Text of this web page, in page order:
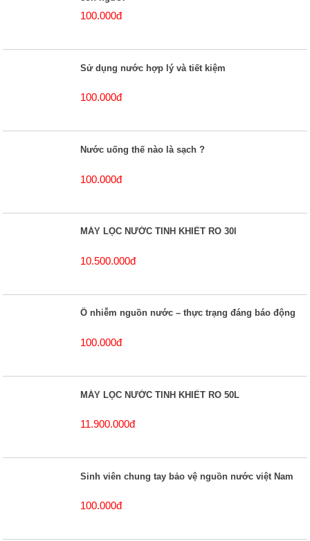
100.000đ
Sử dụng nước hợp lý và tiết kiệm
100.000đ
Nước uống thế nào là sạch ?
100.000đ
MÁY LỌC NƯỚC TINH KHIẾT RO 30l
10.500.000đ
Ô nhiễm nguồn nước – thực trạng đáng báo động
100.000đ
MÁY LỌC NƯỚC TINH KHIẾT RO 50L
11.900.000đ
Sinh viên chung tay bảo vệ nguồn nước việt Nam
100.000đ